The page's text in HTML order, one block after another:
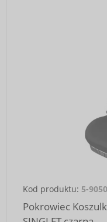
Kod produktu: 5-
Pokrowiec